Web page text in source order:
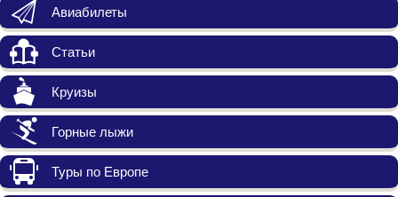
Авиабилеты
Статьи
Круизы
Горные лыжи
Туры по Европе